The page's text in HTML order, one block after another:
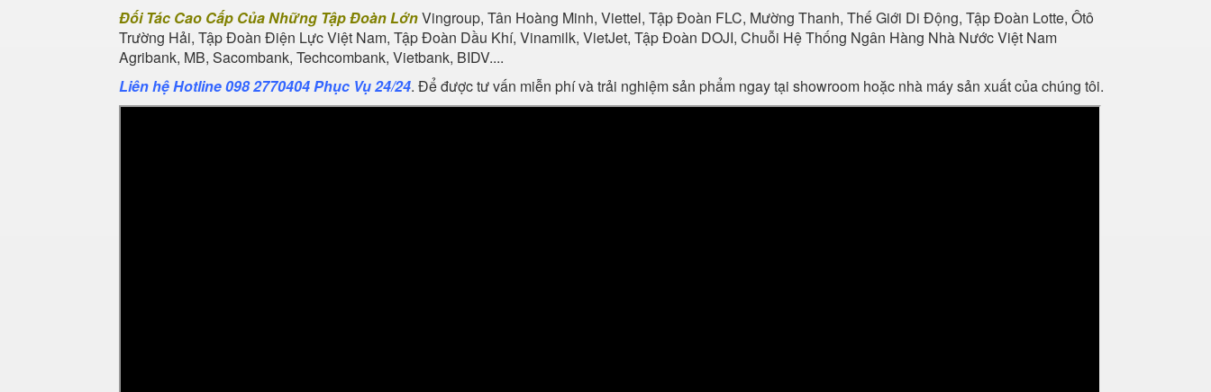
Đối Tác Cao Cấp Của Những Tập Đoàn LớnVingroup, Tân Hoàng Minh, Viettel, Tập Đoàn FLC, Mường Thanh, Thế Giới Di Động, Tập Đoàn Lotte, Ôtô
Trường Hải, Tập Đoàn Điện Lực Việt Nam, Tập Đoàn Dầu Khí, Vinamilk, VietJet, Tập Đoàn DOJI, Chuỗi Hệ Thống Ngân Hàng Nhà Nước Việt Nam
Agribank, MB, Sacombank, Techcombank, Vietbank, BIDV....
Liên hệ Hotline 098 2770404 Phục Vụ 24/24. Để được tư vấn miễn phí và trải nghiệm sản phẩm ngay tại showroom hoặc nhà máy sản xuất của chúng tôi.